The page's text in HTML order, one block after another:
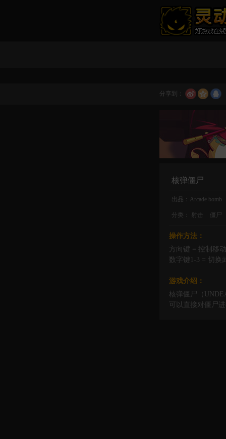
分享到：
核弹僵尸
出品：Arcade bomb
分类： 射击 僵尸
操作方法：
方向键 = 控制移
数字键1-3 = 切换
游戏介绍：
核弹僵尸（
可以直接对僵尸